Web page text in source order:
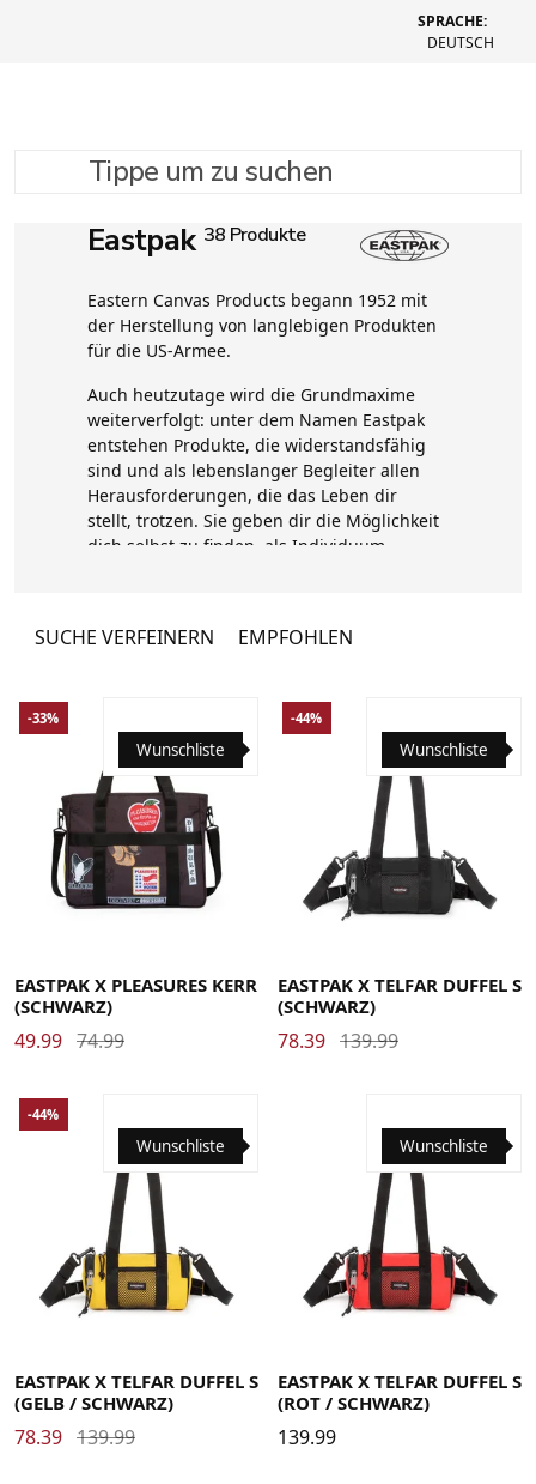
SPRACHE:
DEUTSCH
Tippe um zu suchen
Eastpak 38 Produkte
Eastern Canvas Products begann 1952 mit
der Herstellung von langlebigen Produkten
für die US-Armee.
Auch heutzutage wird die Grundmaxime
weiterverfolgt: unter dem Namen Eastpak
entstehen Produkte, die widerstandsfähig
sind und als lebenslanger Begleiter allen
Herausforderungen, die das Leben dir
stellt, trotzen. Sie geben dir die Möglichkeit
dich selbst zu finden, als Individuum
SUCHE VERFEINERN EMPFOHLEN
Wunschliste
-33%
EASTPAK X PLEASURES KERR
(SCHWARZ)
49.99 74.99
Wunschliste
-44%
EASTPAK X TELFAR DUFFEL S
(SCHWARZ)
78.39 139.99
Wunschliste
-44%
EASTPAK X TELFAR DUFFEL S
(GELB / SCHWARZ)
78.39 139.99
Wunschliste
EASTPAK X TELFAR DUFFEL S
(ROT / SCHWARZ)
139.99